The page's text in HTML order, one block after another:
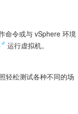
命令或与 vSphere 环境
运行虚拟机。
轻松测试各种不同的场